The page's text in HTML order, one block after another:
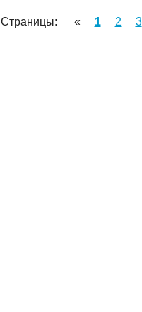
Страницы: « 1 2 3